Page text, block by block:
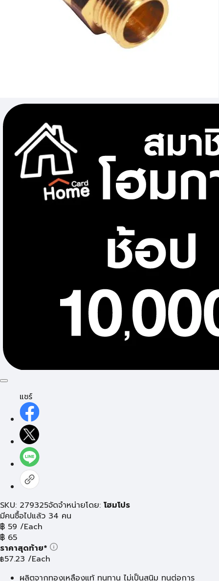
แชร์
SKU: 279325จัดจำหน่ายโดย: โฮมโปร
มีคนซื้อไปแล้ว 34 คน
฿ 59 /Each
฿ 65
ราคาสุดท้าย*
฿57.23 /Each
ผลิตจากทองเหลืองแท้ ทนทาน ไม่เป็นสนิม ทนต่อการ